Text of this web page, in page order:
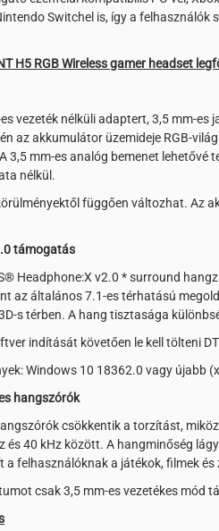
Switchel is, így a
H5 RGB Wireless gamer headset
vezeték nélküli adaptert, 3,5 mm-
az akkumulátor üzemideje RGB-
3,5 mm-es analóg bemenet lehetővé
nélkül.
függően változhat. Az
támogatás
Headphone:X v2.0 * surround
az általános 7.1-es térhatású
s térben. A hang tisztasága
indítását követően le kell tölteni
Windows 10 18362.0 vagy újabb
hangszórók
csökkentik a torzítást,
és 40 kHz között. A hangminőség
a felhasználóknak a játékok, filmek
csak 3,5 mm-es vezetékes mód